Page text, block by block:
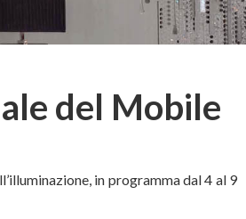
del Mobile
in programma dal 4 al 9